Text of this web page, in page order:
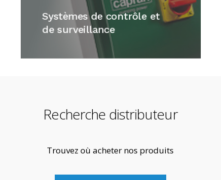
Systèmes de contrôle et
de surveillance
Recherche distributeur
Trouvez où acheter nos produits